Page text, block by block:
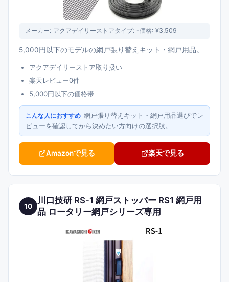
メーカー: アクアデイリーストアタイプ: -価格: ¥3,509
5,000円以下のモデルの網戸張り替えキット・網戸用品。
アクアデイリーストア取り扱い
楽天レビュー0件
5,000円以下の価格帯
こんな人におすすめ 網戸張り替えキット・網戸用品選びでレ
ビューを確認してから決めたい方向けの選択肢。
Amazonで見る 楽天で見る
10
川口技研 RS-1 網戸ストッパー RS1 網戸用
品 ロータリー網戸シリーズ専用